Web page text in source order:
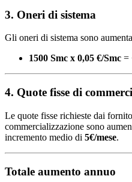
3. Oneri di sistema
Gli oneri di sistema sono
1500 Smc x 0,05 €/Smc =
4. Quote fisse di
Le quote fisse richieste dai
commercializzazione sono
incremento medio di 5€/mese.
Totale aumento annuo